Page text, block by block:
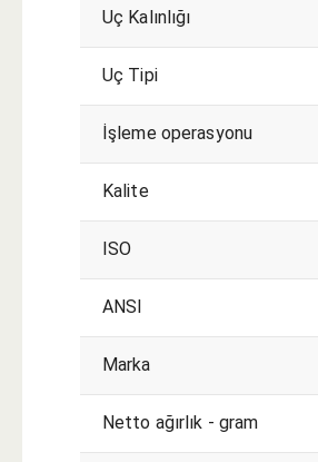
Uç Kalınlığı
Uç Tipi
İşleme operasyonu
Kalite
ISO
ANSI
Marka
Netto ağırlık - gram